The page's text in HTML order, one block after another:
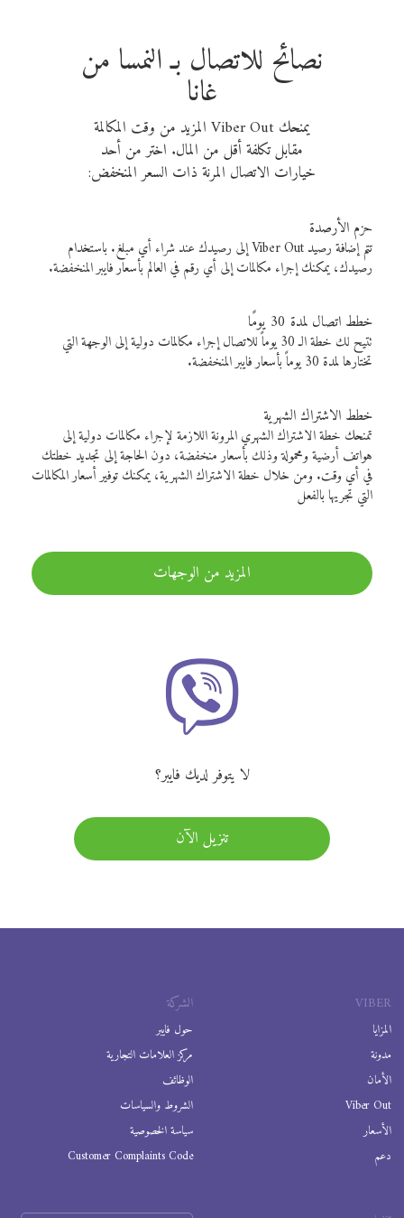
نصائح للاتصال بـ النمسا من
غانا
يمنحك Viber Out المزيد من وقت المكالمة
مقابل تكلفة أقل من المال. اختر من أحد
خيارات الاتصال المرنة ذات السعر المنخفض:
حزم الأرصدة
تتم إضافة رصيد Viber Out إلى رصيدك عند شراء أي مبلغ. باستخدام
رصيدك، يمكنك إجراء مكالمات إلى أي رقم في العالم بأسعار فايبر المنخفضة.
خطط اتصال لمدة 30 يومًا
تتيح لك خطة الـ 30 يوماً للاتصال إجراء مكالمات دولية إلى الوجهة التي
تختارها لمدة 30 يوماً بأسعار فايبر المنخفضة.
خطط الاشتراك الشهرية
تمنحك خطة الاشتراك الشهري المرونة اللازمة لإجراء مكالمات دولية إلى
هواتف أرضية ومحمولة وذلك بأسعار منخفضة، دون الحاجة إلى تجديد خطتك
في أي وقت. ومن خلال خطة الاشتراك الشهرية، يمكنك توفير أسعار المكالمات
التي تجريها بالفعل
المزيد من الوجهات
لا يتوفر لديك فايبر؟
تنزيل الآن
VIBER
المزايا
مدونة
الأمان
Viber Out
الأسعار
دعم
الشركة
حول فايبر
مركز العلامات التجارية
الوظائف
الشروط والسياسات
سياسة الخصوصية
Customer Complaints Code